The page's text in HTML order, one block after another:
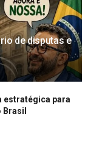
de disputas e
estratégica para